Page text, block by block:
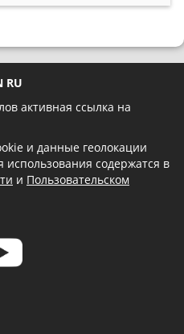
RU
активная ссылка на
и данные геолокации
использования содержатся в
и Пользовательском